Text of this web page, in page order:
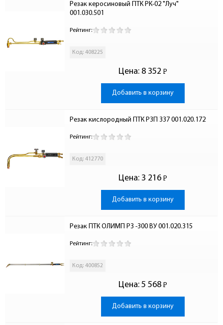
Резак керосиновый ПТК РК-02 "Луч"
001.030.501
Рейтинг:
Код: 408225
Цена: 8 352 Р
-
Добавить в корзину
Резак кислородный ПТК Р3П 337 001.020.172
Рейтинг:
Код: 412770
Цена: 3 216 Р
-
Добавить в корзину
Резак ПТК ОЛИМП P3 -300 ВУ 001.020.315
Рейтинг:
Код: 400852
Цена: 5 568 Р
-
Добавить в корзину